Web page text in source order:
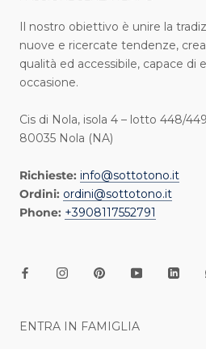
I l nostro obiettivo è unire la
nuove e ricercate tendenze,
qualità ed accessibile, capace di
occasione.
Cis di Nola, isola 4 – lotto 448/449
80035 Nola (NA)
Richieste: info@sottotono.it
Ordini: ordini@sottotono.it
Phone: +3908117552791
ENTRA IN FAMIGLIA